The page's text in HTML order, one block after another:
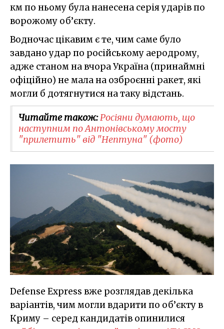
км по ньому була нанесена серія ударів по
ворожому об’єкту.
Водночас цікавим є те, чим саме було
завдано удар по російському аеродрому,
адже станом на вчора Україна (принаймні
офіційно) не мала на озброєнні ракет, які
могли б дотягнутися на таку відстань.
Читайте також:Росіяни думають, що
наступним по Антонівському мосту
"прилетить" від "Нептуна" (фото)
Defense Express вже розглядав декілька
варіантів, чим могли вдарити по об’єкту в
Криму – серед кандидатів опинилися